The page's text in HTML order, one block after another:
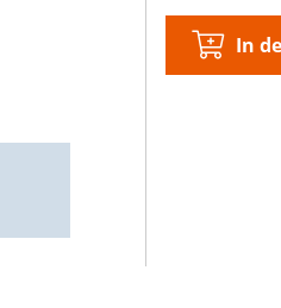
In